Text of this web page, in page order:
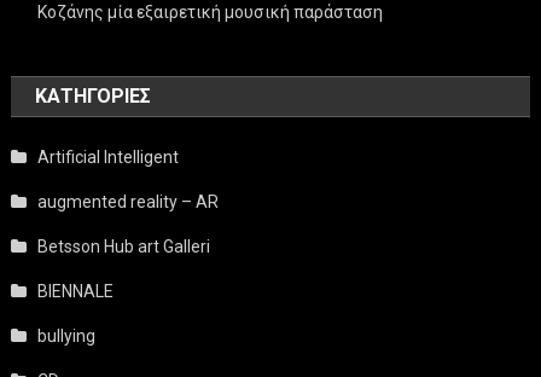
Κοζάνης μία εξαιρετική μουσική παράσταση
KΑΤΗΓΟΡΊΕΣ
Artificial Intelligent
augmented reality – AR
Betsson Hub art Galleri
BIENNALE
bullying